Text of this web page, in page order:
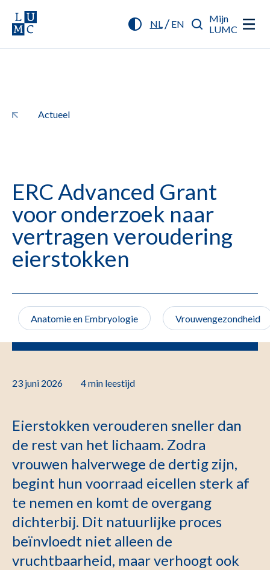
NL/ EN
Mijn
LUMC
Actueel
ERC Advanced Grant
voor onderzoek naar
vertragen veroudering
eierstokken
Anatomie en Embryologie Vrouwengezondheid
23 juni 2026 4 min leestijd
Eierstokken verouderen sneller dan
de rest van het lichaam. Zodra
vrouwen halverwege de dertig zijn,
begint hun voorraad eicellen sterk af
te nemen en komt de overgang
dichterbij. Dit natuurlijke proces
beïnvloedt niet alleen de
vruchtbaarheid, maar verhoogt ook